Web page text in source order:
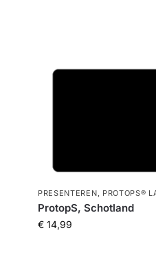
PRESENTEREN, PROTOPS®
ProtopS, Schotland
€14,99